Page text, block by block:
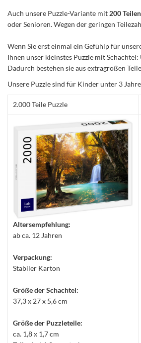
Auch unsere Puzzle-Variante mit 200 Teilen
oder Senioren. Wegen der geringen
Wenn Sie erst einmal ein Gefühlp für
Ihnen unser kleinstes Puzzle mit Schachtel:
Dadurch bestehen sie aus extragroßen
Unsere Puzzle sind für Kinder unter 3
2.000 Teile Puzzle
Altersempfehlung:
ab ca. 12 Jahren
Verpackung:
Stabiler Karton
Größe der Schachtel:
37,3 x 27 x 5,6 cm
Größe der Puzzleteile:
ca. 1,8 x 1,7 cm